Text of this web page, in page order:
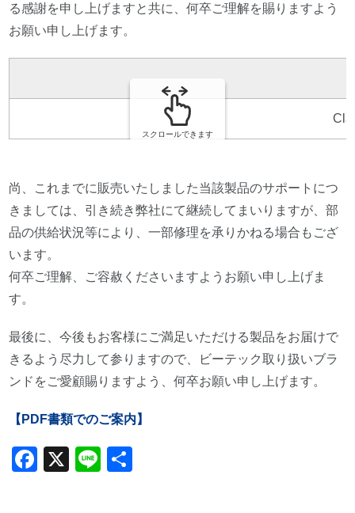
る感謝を申し上げますと共に、何卒ご理解を賜りますよう
お願い申し上げます。
スクロールできます
尚、これまでに販売いたしました当該製品のサポートにつ
きましては、引き続き弊社にて継続してまいりますが、部
品の供給状況等により、一部修理を承りかねる場合もござ
います。
何卒ご理解、ご容赦くださいますようお願い申し上げま
す。
最後に、今後もお客様にご満足いただける製品をお届けで
きるよう尽力して参りますので、ビーテック取り扱いブラ
ンドをご愛顧賜りますよう、何卒お願い申し上げます。
【PDF書類でのご案内】
F
X
Li